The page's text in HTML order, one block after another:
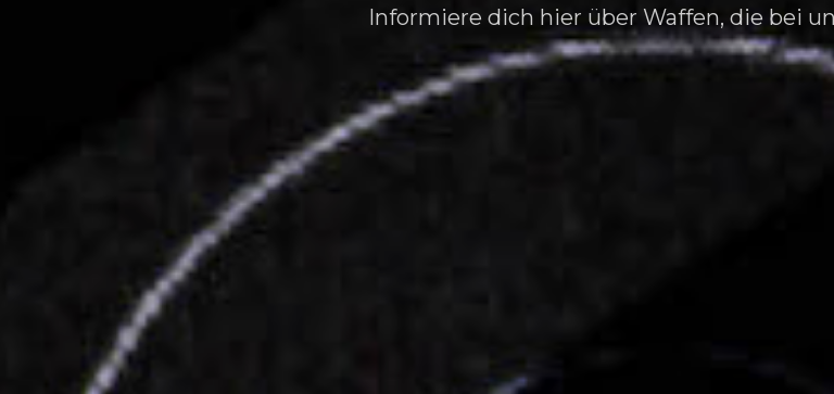
Informiere dich hier über Waffen, die bei